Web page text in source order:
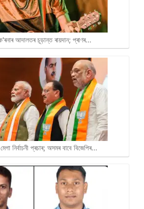
আদালতৰ চূড়ান্ত ৰায়দান; প্ৰাণৰ…
নিৰ্বাচনী প্ৰচাৰ; অসমৰ বাবে বিজেপিৰ…